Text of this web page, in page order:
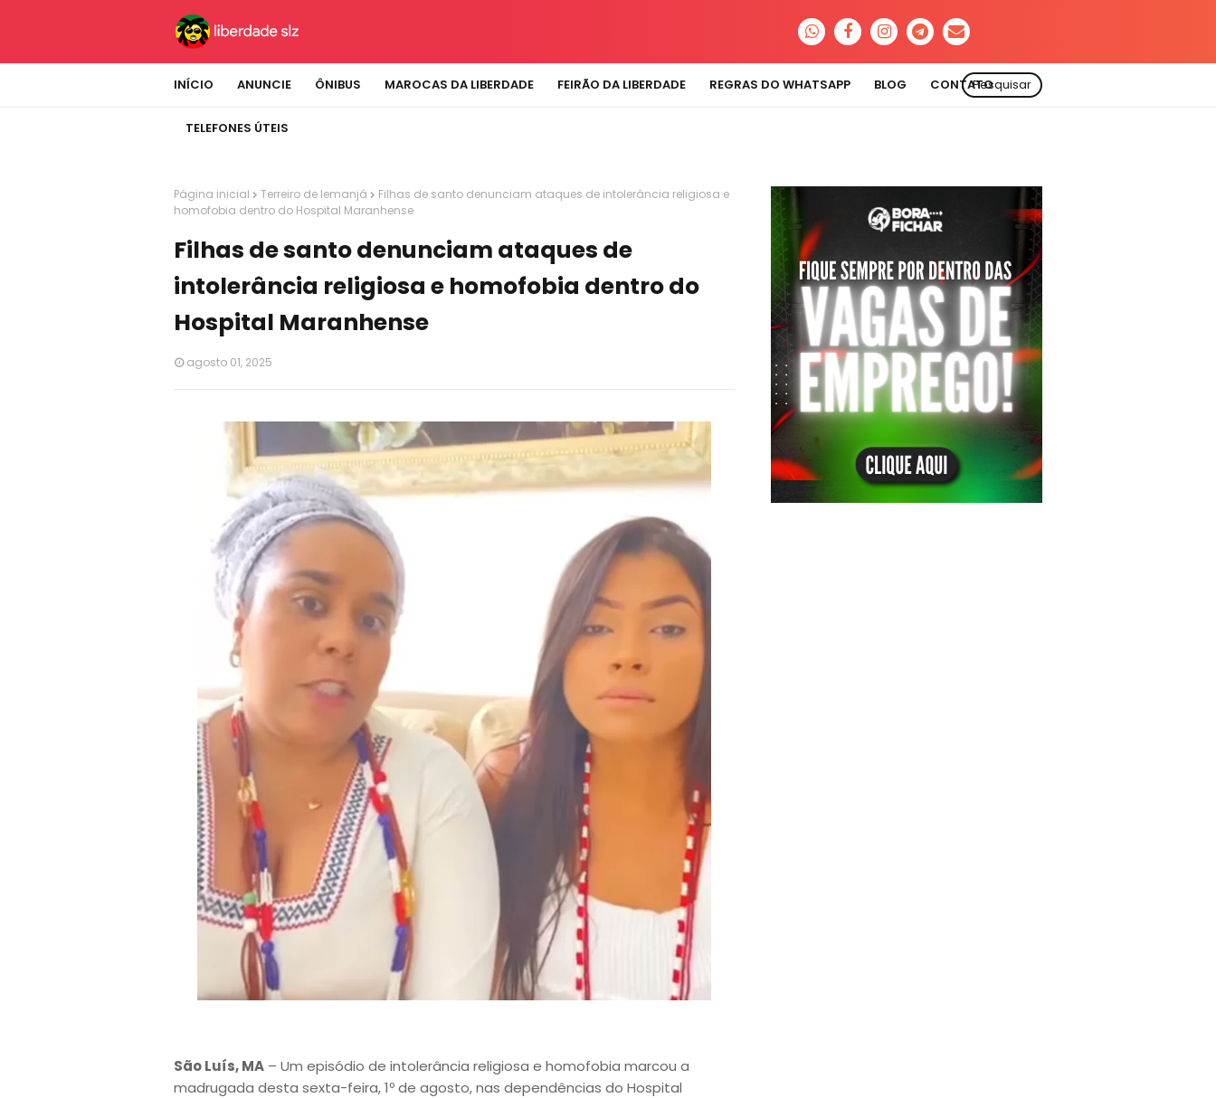
INÍCIO ANUNCIE ÔNIBUS MAROCAS DA LIBERDADE FEIRÃO DA LIBERDADE REGRAS DO WHATSAPP BLOG CONTATO
TELEFONES ÚTEIS
Pesquisar
Página inicial Terreiro de Iemanjá
Filhas de santo denunciam ataques de intolerância religiosa e
homofobia dentro do Hospital Maranhense
Filhas de santo denunciam ataques de
intolerância religiosa e homofobia dentro do
Hospital Maranhense
agosto 01, 2025
São Luís, MA – Um episódio de intolerância religiosa e homofobia marcou a
madrugada desta sexta-feira, 1º de agosto, nas dependências do Hospital